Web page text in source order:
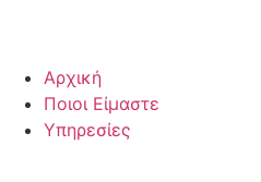
Αρχική
Ποιοι Είμαστε
Υπηρεσίες